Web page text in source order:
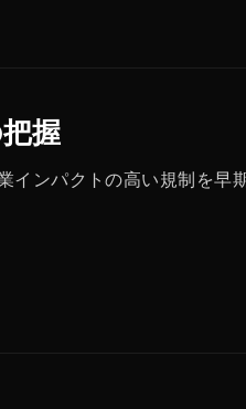
握
ンパクトの高い規制を早